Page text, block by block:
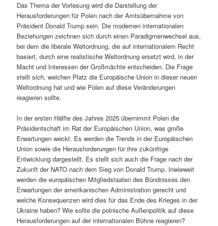
Das Thema der Vorlesung wird die Darstellung der
Herausforderungen für Polen nach der Amtsübernahme von
Präsident Donald Trump sein. Die modernen internationalen
Beziehungen zeichnen sich durch einen Paradigmenwechsel aus,
bei dem die liberale Weltordnung, die auf internationalem Recht
basiert, durch eine realistische Weltordnung ersetzt wird, in der
Macht und Interessen der Großmächte entscheiden. Die Frage
stellt sich, welchen Platz die Europäische Union in dieser neuen
Weltordnung hat und wie Polen auf diese Veränderungen
reagieren sollte.
In der ersten Hälfte des Jahres 2025 übernimmt Polen die
Präsidentschaft im Rat der Europäischen Union, was große
Erwartungen weckt. Es werden die Trends in der Europäischen
Union sowie die Herausforderungen für ihre zukünftige
Entwicklung dargestellt. Es stellt sich auch die Frage nach der
Zukunft der NATO nach dem Sieg von Donald Trump. Inwieweit
werden die europäischen Mitgliedstaaten des Bündnisses den
Erwartungen der amerikanischen Administration gerecht und
welche Konsequenzen wird dies für das Ende des Krieges in der
Ukraine haben? Wie sollte die polnische Außenpolitik auf diese
Herausforderungen auf der internationalen Bühne reagieren?